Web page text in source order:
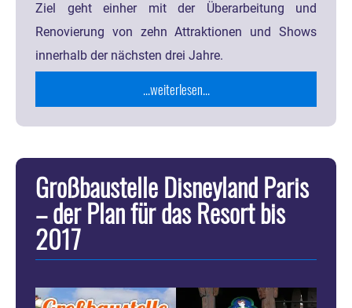
Ziel geht einher mit der Überarbeitung und
Renovierung von zehn Attraktionen und Shows
innerhalb der nächsten drei Jahre.
...weiterlesen...
Großbaustelle Disneyland Paris
– der Plan für das Resort bis
2017